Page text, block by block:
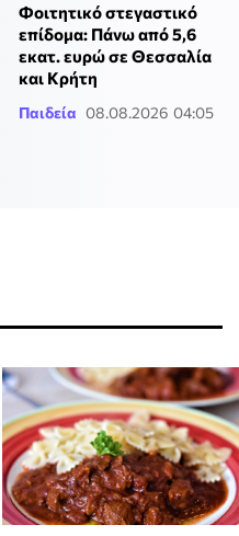
Φοιτητικό στεγαστικό
επίδομα: Πάνω από 5,6
εκατ. ευρώ σε Θεσσαλία
και Κρήτη
Παιδεία 08.08.2026 04:05